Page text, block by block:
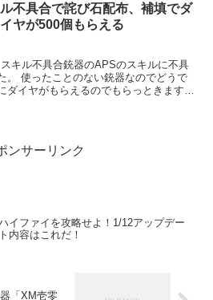
ル不具合で詫び石配布、補填でダ
イヤが500個もらえる
キル不具合銃器のAPSのスキルに不具
。 使ったことのない銃器なのでどうで
ダイヤがもらえるのでもらっときます。
ンサーリンク
イファイを攻略せよ！1/12アップデー
ト内容はこれだ！
「XM壱零